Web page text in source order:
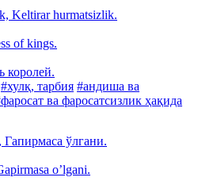
Keltirar hurmatsizlik.
of kings.
королей.
#хулқ, тарбия #андиша ва
ва фаросатсизлик ҳақида
ўлгани.
o’lgani.